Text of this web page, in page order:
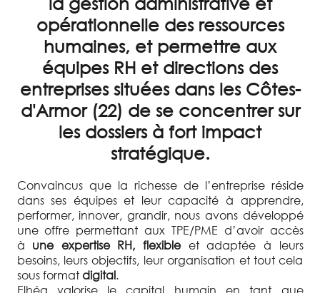
opérationnelle des ressources
humaines, et permettre aux
équipes RH et directions des
entreprises situées dans les Côtes-
d'Armor (22) de se concentrer sur
les dossiers à fort impact
stratégique.
Convaincus que la richesse de l’entreprise réside
dans ses équipes et leur capacité à apprendre,
performer, innover, grandir, nous avons développé
une offre permettant aux TPE/PME d’avoir accès
à une expertise RH, flexibleet adaptée à leurs
besoins, leurs objectifs, leur organisation et tout cela
sous formatdigital.
Elhéa valorise le capital humain en tant que